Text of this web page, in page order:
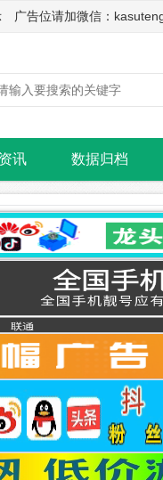
告位请加微信：
讯 数据归档